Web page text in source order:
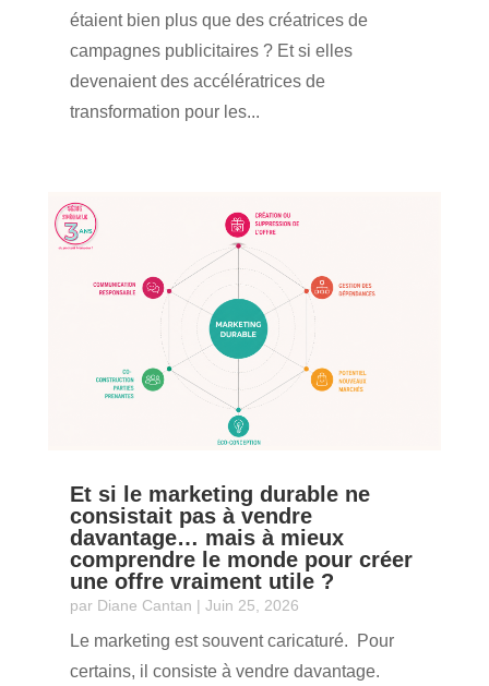
étaient bien plus que des créatrices de
campagnes publicitaires ? Et si elles
devenaient des accélératrices de
transformation pour les...
Et si le marketing durable ne
consistait pas à vendre
davantage… mais à mieux
comprendre le monde pour créer
une offre vraiment utile ?
par Diane Cantan | Juin 25, 2026
Le marketing est souvent caricaturé. Pour
certains, il consiste à vendre davantage.